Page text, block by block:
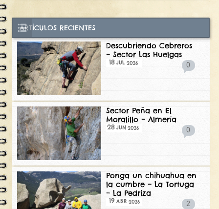
ARTÍCULOS RECIENTES
Descubriendo Cebreros
– Sector Las Huelgas
18 JUL 2026 0
Sector Peña en El
Moralillo – Almería
28 JUN 2026 0
Ponga un chihuahua en
la cumbre – La Tortuga
– La Pedriza
19 ABR 2026 2